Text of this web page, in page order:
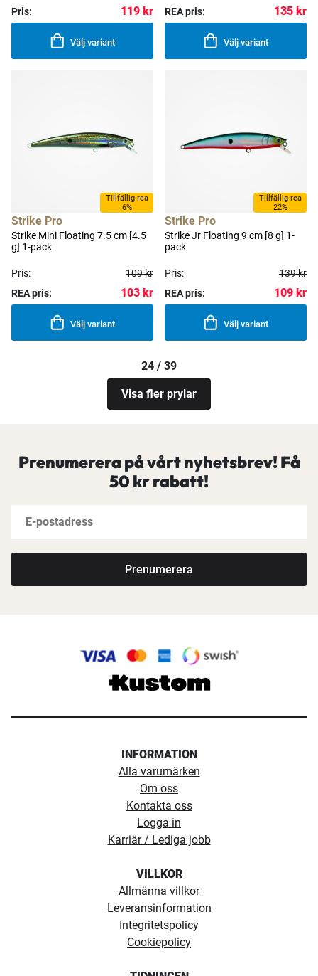
Pris: 119 kr
Välj variant
REA pris:
135 kr
Välj variant
Tillfällig rea
6%
Strike Pro
Strike Mini Floating 7.5 cm [4.5
g] 1-pack
Pris:
109 kr
REA pris:
103 kr
Välj variant
Tillfällig rea
22%
Strike Pro
Strike Jr Floating 9 cm [8 g] 1-
pack
Pris:
139 kr
REA pris:
109 kr
Välj variant
24 / 39
Visa fler prylar
Prenumerera på vårt nyhetsbrev! Få
50 kr rabatt!
Prenumerera
INFORMATION
Alla varumärken
Om oss
Kontakta oss
Logga in
Karriär / Lediga jobb
VILLKOR
Allmänna villkor
Leveransinformation
Integritetspolicy
Cookiepolicy